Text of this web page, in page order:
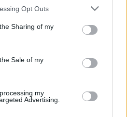
app uses one or more Google
usage behaviour. You may click to
and its third-party tags to
purposes in below Google
Opt Outs
Sharing of my
Sale of my
my
Advertising.
a Liszt Ferenc repülőtér
lévő logisztikai bázis út- és
fél évszázados vezetéken
vízellátása